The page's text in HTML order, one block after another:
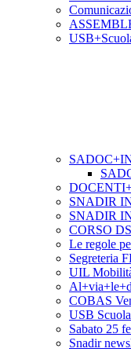
SNADIR
SNADIR
CORSO DS
Le regole
Segreteria
UIL
COBAS
USB Scuola
Sabato 25
Snadir